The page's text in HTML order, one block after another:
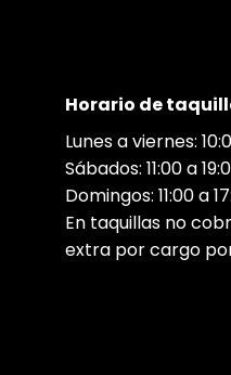
Horario de
Lunes a viernes:
Sábados: 11:00 a
Domingos: 11:00 a
En taquillas no
extra por cargo